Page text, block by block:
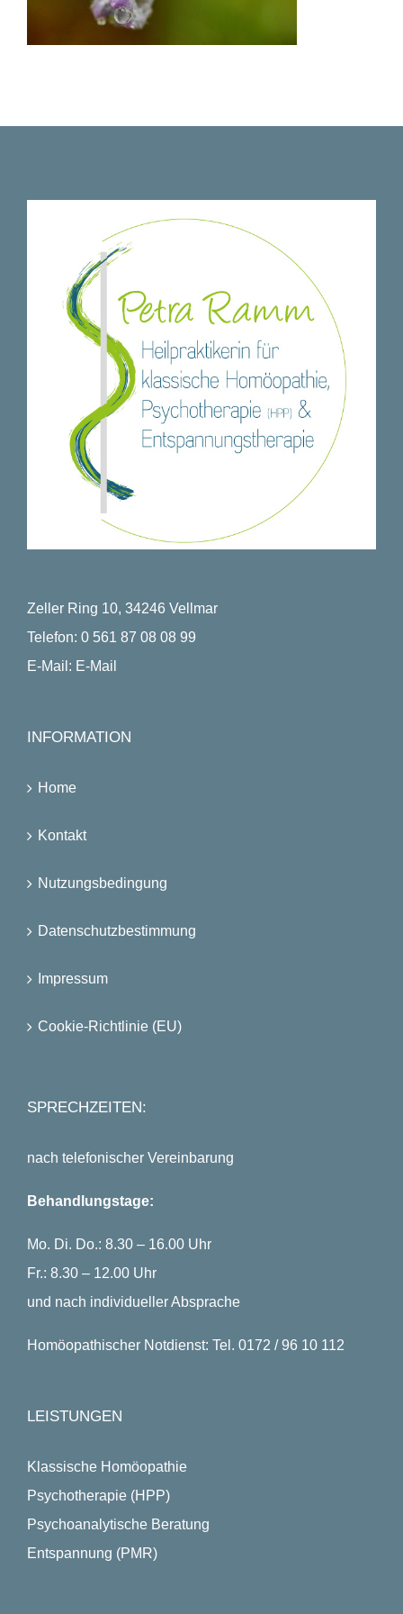
Zeller Ring 10, 34246 Vellmar
Telefon: 0 561 87 08 08 99
E-Mail: E-Mail
INFORMATION
Home
Kontakt
Nutzungsbedingung
Datenschutzbestimmung
Impressum
Cookie-Richtlinie (EU)
SPRECHZEITEN:
nach telefonischer Vereinbarung
Behandlungstage:
Mo. Di. Do.: 8.30 – 16.00 Uhr
Fr.: 8.30 – 12.00 Uhr
und nach individueller Absprache
Homöopathischer Notdienst: Tel. 0172 / 96 10 112
LEISTUNGEN
Klassische Homöopathie
Psychotherapie (HPP)
Psychoanalytische Beratung
Entspannung (PMR)